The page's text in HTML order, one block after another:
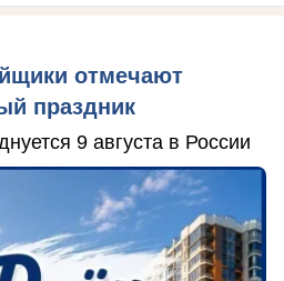
отмечают
праздник
9 августа в России